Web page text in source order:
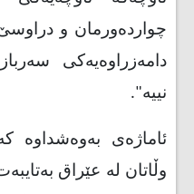
چواردەورمان و
دامەزراوەیەکی
نییە".
ئاماژەی بەوەشداوە
وڵاتان لە عێراق